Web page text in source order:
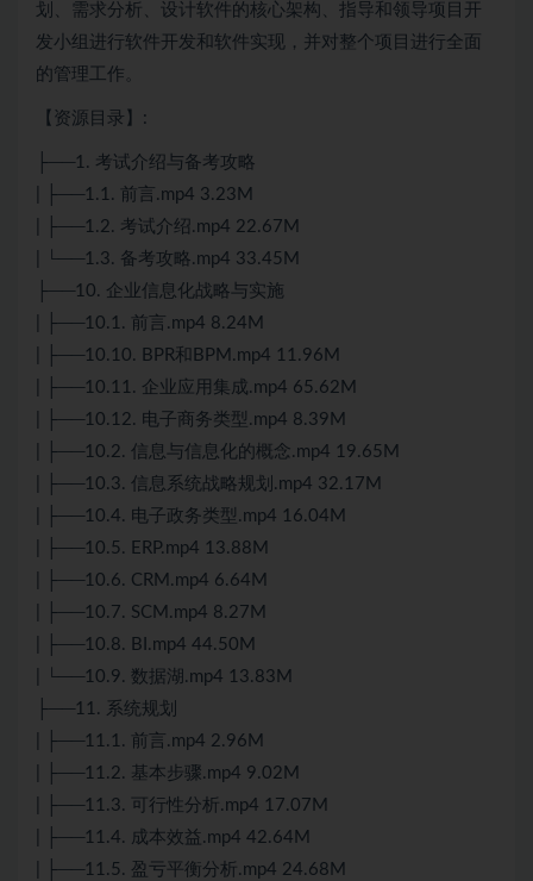
划、需求分析、设计软件的核心架构、指导和领导项目开
发小组进行软件开发和软件实现，并对整个项目进行全面
的管理工作。
【资源目录】:
├──1. 考试介绍与备考攻略
| ├──1.1. 前言.mp4 3.23M
| ├──1.2. 考试介绍.mp4 22.67M
| └──1.3. 备考攻略.mp4 33.45M
├──10. 企业信息化战略与实施
| ├──10.1. 前言.mp4 8.24M
| ├──10.10. BPR和BPM.mp4 11.96M
| ├──10.11. 企业应用集成.mp4 65.62M
| ├──10.12. 电子商务类型.mp4 8.39M
| ├──10.2. 信息与信息化的概念.mp4 19.65M
| ├──10.3. 信息系统战略规划.mp4 32.17M
| ├──10.4. 电子政务类型.mp4 16.04M
| ├──10.5. ERP.mp4 13.88M
| ├──10.6. CRM.mp4 6.64M
| ├──10.7. SCM.mp4 8.27M
| ├──10.8. BI.mp4 44.50M
| └──10.9. 数据湖.mp4 13.83M
├──11. 系统规划
| ├──11.1. 前言.mp4 2.96M
| ├──11.2. 基本步骤.mp4 9.02M
| ├──11.3. 可行性分析.mp4 17.07M
| ├──11.4. 成本效益.mp4 42.64M
| ├──11.5. 盈亏平衡分析.mp4 24.68M